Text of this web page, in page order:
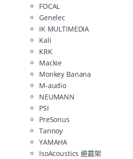
FOCAL
Genelec
IK MULTIMEDIA
Kali
KRK
Mackie
Monkey Banana
M-audio
NEUMANN
PSI
PreSonus
Tannoy
YAMAHA
IsoAcoustics 避震架